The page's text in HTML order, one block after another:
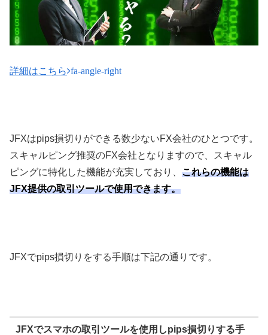
詳細はこちら fa-angle-right
JFXはpips損切りができる数少ないFX会社のひとつです。
スキャルピング推奨のFX会社となりますので、スキャル
ピングに特化した機能が充実しており、 これらの機能は
JFX提供の取引ツールで使用できます。
JFXでpips損切りをする手順は下記の通りです。
JFXでスマホの取引ツールを使用しpips損切りする手